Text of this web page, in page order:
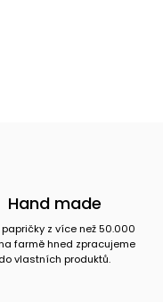
Hand made
z více než 50.000
farmě hned zpracujeme
do vlastních produktů.